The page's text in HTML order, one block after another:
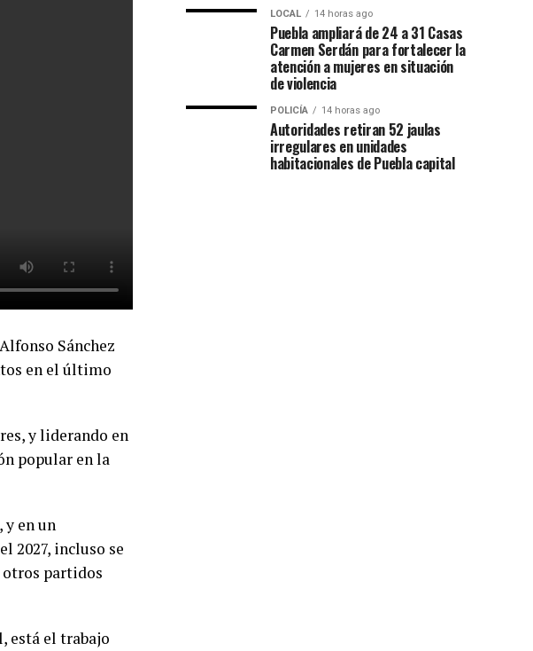
Sánchez
en el último
y liderando en
popular en la
y en un
2027, incluso se
otros partidos
está el trabajo
LOCAL 14 horas ago
Puebla ampliará de 24 a 31 Casas
Carmen Serdán para fortalecer la
atención a mujeres en situación
de violencia
POLICÍA 14 horas ago
Autoridades retiran 52 jaulas
irregulares en unidades
habitacionales de Puebla capital